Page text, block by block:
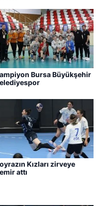
Bursa Büyükşehir
Kızları zirveye
attı